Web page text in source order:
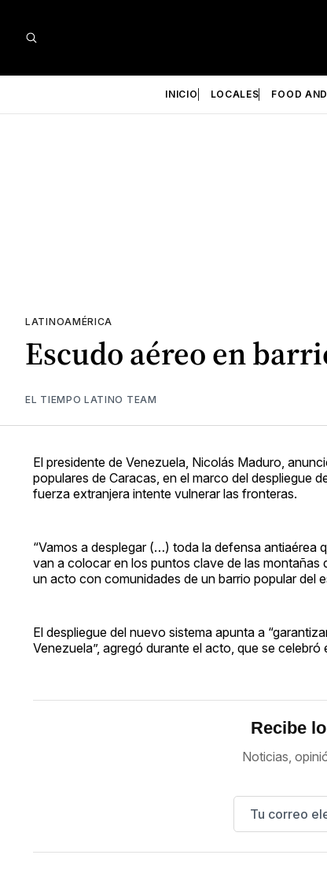
INICIO LOCALES FOOD
LATINOAMÉRICA
Escudo aéreo en
EL TIEMPO LATINO TEAM
El presidente de Venezuela, Nicolás Maduro,
populares de Caracas, en el marco del despliegue
fuerza extranjera intente vulnerar las fronteras.
“Vamos a desplegar (…) toda la defensa antiaérea
van a colocar en los puntos clave de las montañas
un acto con comunidades de un barrio popular del
El despliegue del nuevo sistema apunta a
Venezuela”, agregó durante el acto, que se
Recibe
Noticias,